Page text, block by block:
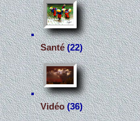
Santé(22)
Vidéo(36)